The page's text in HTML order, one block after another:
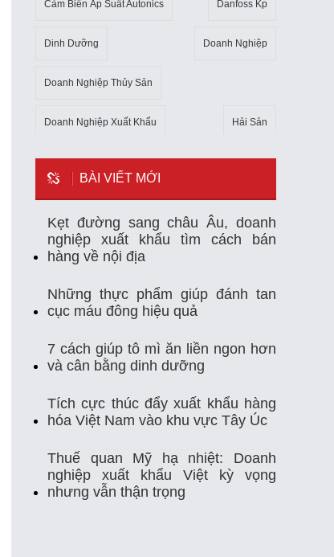
Cảm Biến Áp Suất Autonics Danfoss Kp
Dinh Dưỡng Doanh Nghiệp
Doanh Nghiệp Thủy Sản
Doanh Nghiệp Xuất Khẩu Hải Sản
Kho Lạnh Kim Ngạch Xuất Khẩu Mẹo
Mỹ Ngành Thủy Sản Nhiệt Kế Tự Ghi
Nhập Khẩu Nuôi Trồng Thủy Sản
Tempmate-M1 Theo Dõi Nhiệt Độ
Thị Trường Xuất Khẩu Thủy Sản
Thủy Sản Việt Nam Thủy Sản Xuất Khẩu
Tự Ghi Nhiệt Độ Vasep Việt Nam
BÀI VIẾT MỚI
Kẹt đường sang châu Âu, doanh
nghiệp xuất khẩu tìm cách bán
hàng về nội địa
Những thực phẩm giúp đánh tan
cục máu đông hiệu quả
7 cách giúp tô mì ăn liền ngon hơn
và cân bằng dinh dưỡng
Tích cực thúc đẩy xuất khẩu hàng
hóa Việt Nam vào khu vực Tây Úc
Thuế quan Mỹ hạ nhiệt: Doanh
nghiệp xuất khẩu Việt kỳ vọng
nhưng vẫn thận trọng